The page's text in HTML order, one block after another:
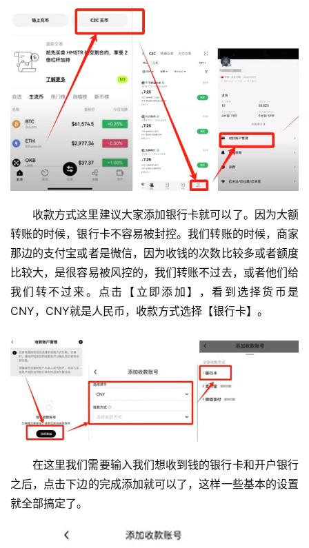
收款方式这里建议大家添加银行卡就可以了。因为大额
转账的时候，银行卡不容易被封控。我们转账的时候，商家
那边的支付宝或者是微信，因为收钱的次数比较多或者额度
比较大，是很容易被风控的，我们转账不过去，或者他们给
我们转不过来。点击【立即添加】，看到选择货币是
CNY，CNY就是人民币，收款方式选择【银行卡】。
在这里我们需要输入我们想收到钱的银行卡和开户银行
之后，点击下边的完成添加就可以了，这样一些基本的设置
就全部搞定了。